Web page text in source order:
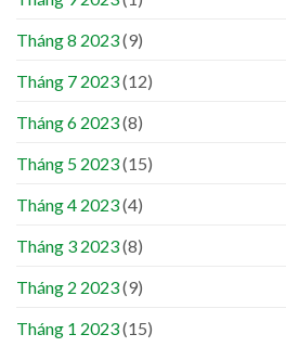
Tháng 8 2023(9)
Tháng 7 2023(12)
Tháng 6 2023(8)
Tháng 5 2023(15)
Tháng 4 2023(4)
Tháng 3 2023(8)
Tháng 2 2023(9)
Tháng 1 2023(15)